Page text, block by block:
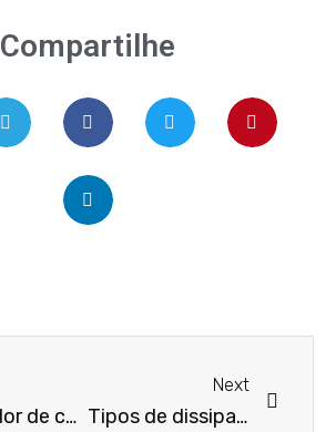
Compartilhe
Dissipador de calor para transistor: soluções eficientes da Microsink
Next
Tipos de dissipadores: conheça os principais modelos e suas aplicações